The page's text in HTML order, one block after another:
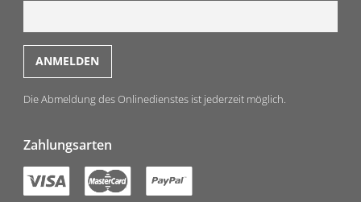
Die Abmeldung des Onlinedienstes ist jederzeit möglich.
Zahlungsarten